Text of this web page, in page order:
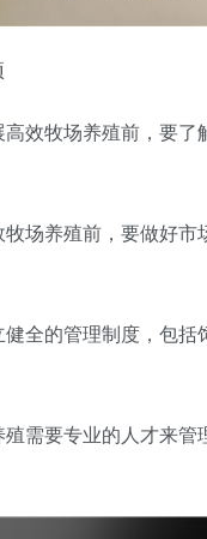
效牧场养殖前，要
场养殖前，要做好
全的管理制度，包
需要专业的人才来